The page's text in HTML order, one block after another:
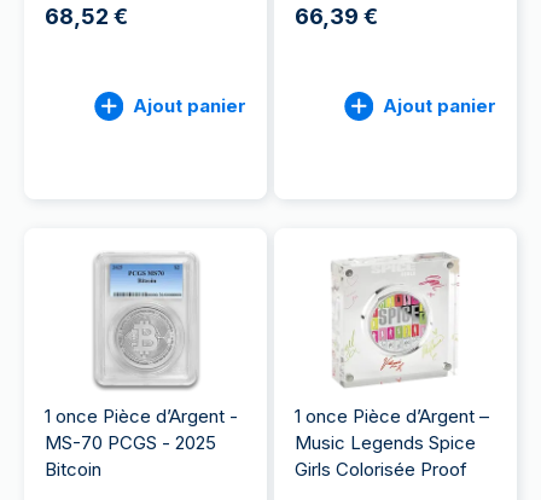
68,52 €
Ajout panier
66,39 €
Ajout panier
1 once Pièce d’Argent -
MS-70 PCGS - 2025
Bitcoin
1 once Pièce d’Argent –
Music Legends Spice
Girls Colorisée Proof